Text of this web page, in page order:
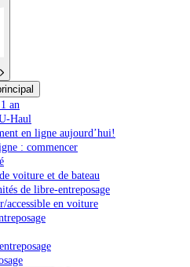
an
Haul
en ligne aujourd’hui!
: commencer
voiture et de bateau
de libre-entreposage
accessible en voiture